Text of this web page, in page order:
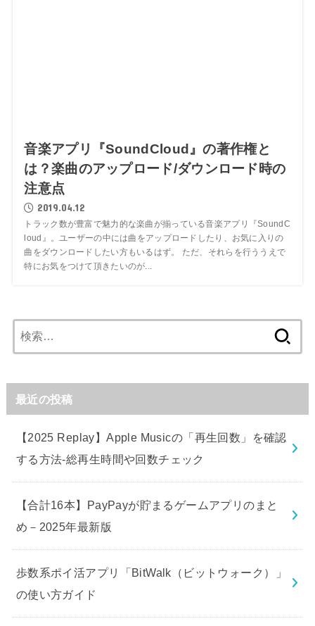
音楽アプリ『SoundCloud』の著作権と
は？楽曲のアップロード/ダウンロード時の
注意点
2019.04.12
トラック数が豊富で魅力的な楽曲が揃っている音楽アプリ『SoundC
loud』。ユーザーの中には曲をアップロードしたり、お気に入りの
曲をダウンロードしたい方もいるはず。 ただ、それらを行ううえで
特にお気をつけて頂きたいのが...
索:
最近の投稿
【2025 Replay】Apple Musicの「再生回数」を確認
する方法-総再生時間や回数チェック
【合計16本】PayPayが貯まるゲームアプリのまと
め－2025年最新版
歩数系ポイ活アプリ「BitWalk（ビットウォーク）」
の使い方ガイド